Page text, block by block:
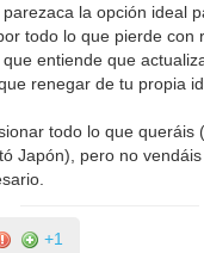
la opción ideal
todo lo que pierde con
entiende que
renegar de tu propia
todo lo que queráis
Japón), pero no
+1